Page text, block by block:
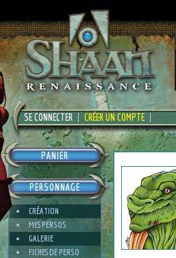
SE CONNECTER CRÉER UN COMPTE
PANIER
PERSONNAGE
CRÉATION
MES PERSOS
GALERIE
FICHES DE PERSO